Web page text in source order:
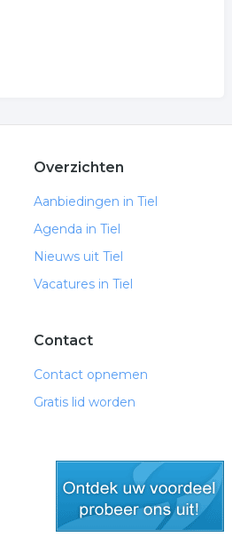
Overzichten
Aanbiedingen in Tiel
Agenda in Tiel
Nieuws uit Tiel
Vacatures in Tiel
Contact
Contact opnemen
Gratis lid worden